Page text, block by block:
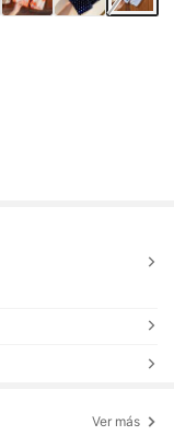
Ver más